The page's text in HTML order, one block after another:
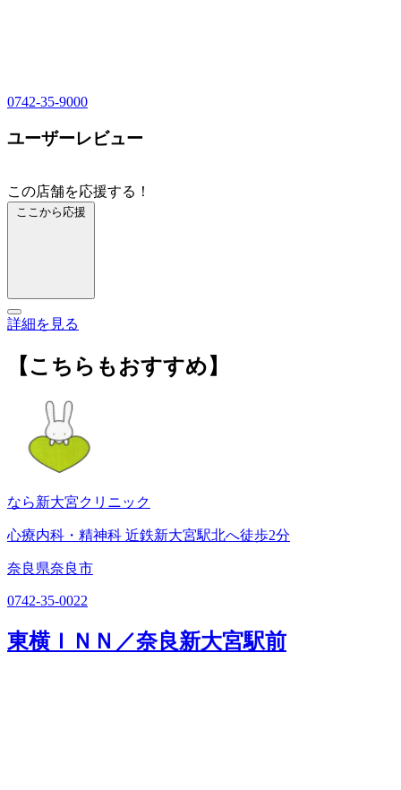
0742-35-9000
ユーザーレビュー
この店舗を応援する！
ここから応援
詳細を見る
【こちらもおすすめ】
なら新大宮クリニック
心療内科・精神科 近鉄新大宮駅北へ徒歩2分
奈良県奈良市
0742-35-0022
東横ＩＮＮ／奈良新大宮駅前